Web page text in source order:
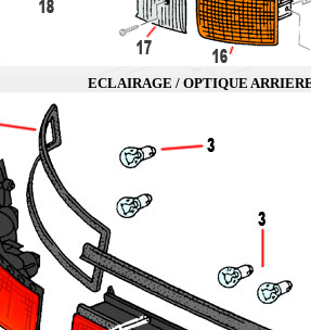
ECLAIRAGE / OPTIQUE